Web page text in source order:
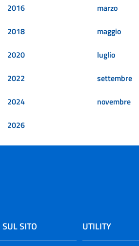
2016
2018
2020
2022
2024
2026
marzo
maggio
luglio
settembre
novembre
SITO UTILITY